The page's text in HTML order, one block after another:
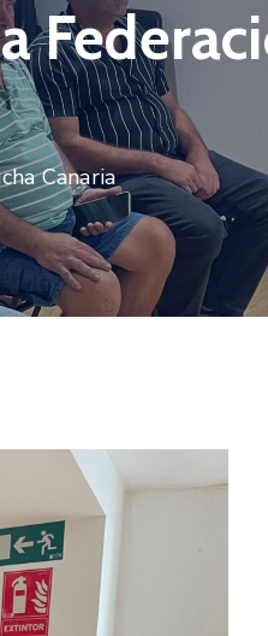
Canaria